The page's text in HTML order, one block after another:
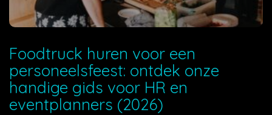
Foodtruck huren voor een
personeelsfeest: ontdek onze
handige gids voor HR en
eventplanners (2026)